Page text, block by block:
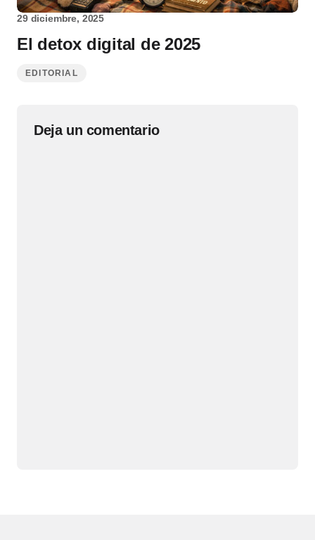
29 diciembre, 2025
El detox digital de 2025
EDITORIAL
Deja un comentario